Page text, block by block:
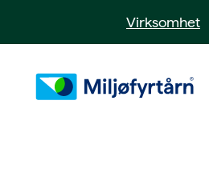
Virksomhet